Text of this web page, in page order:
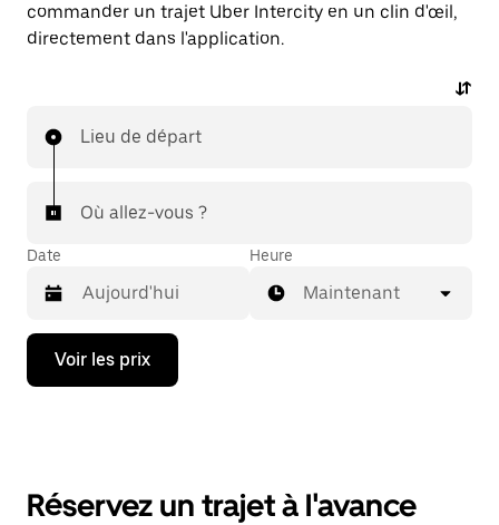
commander un trajet Uber Intercity en un clin d'œil,
directement dans l'application.
Lieu de départ
Où allez-vous ?
Date
Appuyez
la
ouvrir
Heure
Maintenant
Voir les prix
Réservez un trajet à l'avance